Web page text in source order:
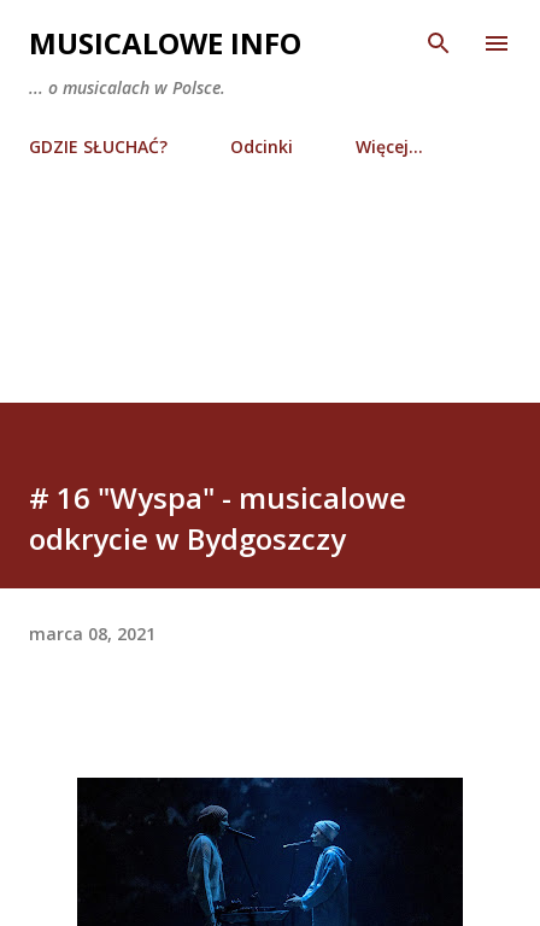
Przejdź do głównej zawartości
MUSICALOWE INFO
... o musicalach w Polsce.
GDZIE SŁUCHAĆ? Odcinki Więcej…
# 16 "Wyspa" - musicalowe
odkrycie w Bydgoszczy
marca 08, 2021